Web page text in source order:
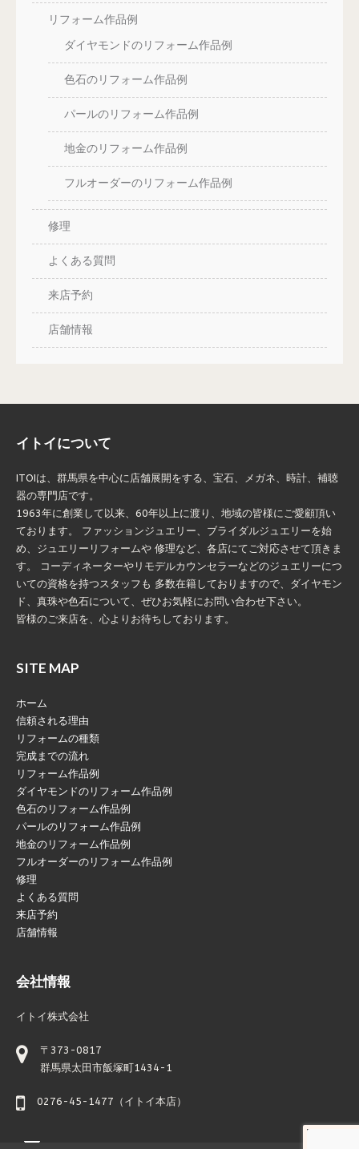
リフォーム作品例
ダイヤモンドのリフォーム作品例
色石のリフォーム作品例
パールのリフォーム作品例
地金のリフォーム作品例
フルオーダーのリフォーム作品例
修理
よくある質問
来店予約
店舗情報
イトイについて
ITOIは、群馬県を中心に店舗展開をする、宝石、メガネ、時計、補聴
器の専門店です。
1963年に創業して以来、60年以上に渡り、地域の皆様にご愛顧頂い
ております。 ファッションジュエリー、ブライダルジュエリーを始
め、ジュエリーリフォームや 修理など、各店にてご対応させて頂きま
す。 コーディネーターやリモデルカウンセラーなどのジュエリーにつ
いての資格を持つスタッフも 多数在籍しておりますので、ダイヤモン
ド、真珠や色石について、ぜひお気軽にお問い合わせ下さい。
皆様のご来店を、心よりお待ちしております。
SITE MAP
ホーム
信頼される理由
リフォームの種類
完成までの流れ
リフォーム作品例
ダイヤモンドのリフォーム作品例
色石のリフォーム作品例
パールのリフォーム作品例
地金のリフォーム作品例
フルオーダーのリフォーム作品例
修理
よくある質問
来店予約
店舗情報
会社情報
イトイ株式会社
〒373-0817
群馬県太田市飯塚町1434-1
0276-45-1477（イトイ本店）